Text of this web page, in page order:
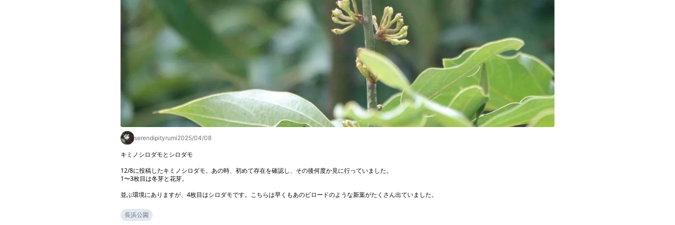
serendipityrumi2025/04/08
キミノシロダモとシロダモ
12/8に投稿したキミノシロダモ。あの時、初めて存在を確認し、その後何度か見に行っていました。
1〜3枚目は冬芽と花芽。
並ぶ環境にありますが、4枚目はシロダモです。こちらは早くもあのビロードのような新葉がたくさん出ていました。
長浜公園